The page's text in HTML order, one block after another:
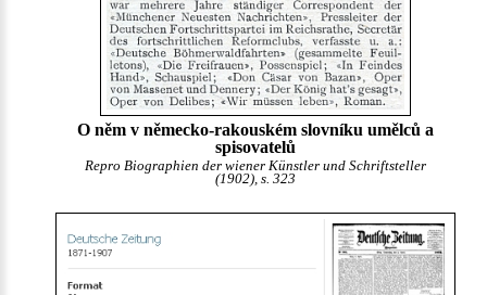
O něm v německo-rakouském slovníku umělců a
spisovatelů
Repro Biographien der wiener Künstler und Schriftsteller
(1902), s. 323